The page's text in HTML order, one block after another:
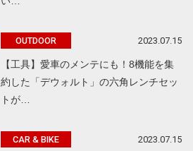
OUTDOOR 2023.07.15
【工具】愛車のメンテにも！8機能を集
約した「デウォルト」の六角レンチセッ
トが…
CAR & BIKE 2023.07.15